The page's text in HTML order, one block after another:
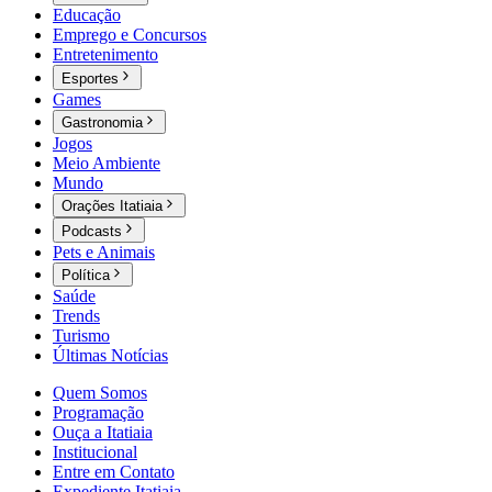
Educação
Emprego e Concursos
Entretenimento
Esportes
Games
Gastronomia
Jogos
Meio Ambiente
Mundo
Orações Itatiaia
Podcasts
Pets e Animais
Política
Saúde
Trends
Turismo
Últimas Notícias
Quem Somos
Programação
Ouça a Itatiaia
Institucional
Entre em Contato